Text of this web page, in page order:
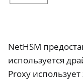
NetHSM
используется
Proxy